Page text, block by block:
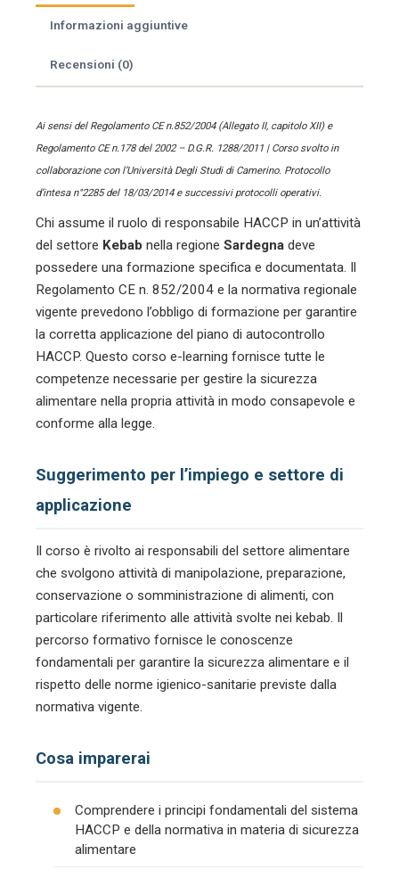
Informazioni aggiuntive
Recensioni (0)
Ai sensi del Regolamento CE n.852/2004 (Allegato II, capitolo XII) e
Regolamento CE n.178 del 2002 – D.G.R. 1288/2011 | Corso svolto in
collaborazione con l’Università Degli Studi di Camerino. Protocollo
d’intesa n°2285 del 18/03/2014 e successivi protocolli operativi.
Chi assume il ruolo di responsabile HACCP in un’attività
del settore Kebab nella regione Sardegna deve
possedere una formazione specifica e documentata. Il
Regolamento CE n. 852/2004 e la normativa regionale
vigente prevedono l’obbligo di formazione per garantire
la corretta applicazione del piano di autocontrollo
HACCP. Questo corso e-learning fornisce tutte le
competenze necessarie per gestire la sicurezza
alimentare nella propria attività in modo consapevole e
conforme alla legge.
Suggerimento per l’impiego e settore di
applicazione
Il corso è rivolto ai responsabili del settore alimentare
che svolgono attività di manipolazione, preparazione,
conservazione o somministrazione di alimenti, con
particolare riferimento alle attività svolte nei kebab. Il
percorso formativo fornisce le conoscenze
fondamentali per garantire la sicurezza alimentare e il
rispetto delle norme igienico-sanitarie previste dalla
normativa vigente.
Cosa imparerai
Comprendere i principi fondamentali del sistema
HACCP e della normativa in materia di sicurezza
alimentare